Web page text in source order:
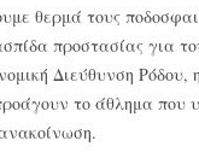
θερμά τους
προστασίας για
Διεύθυνση
το άθλημα